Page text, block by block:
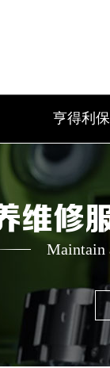
亨得利
维修
Maintain